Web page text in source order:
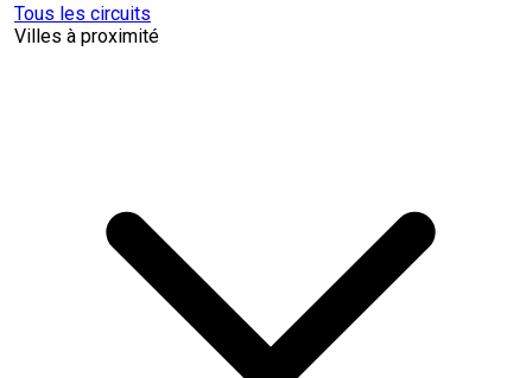
Tous les circuits
Villes à proximité